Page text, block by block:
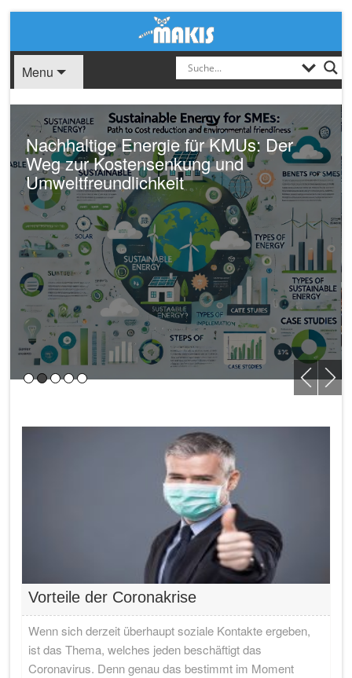
Menu
Nachhaltige Energie für KMUs: Der
Weg zur Kostensenkung und
Umweltfreundlichkeit
Vorteile der Coronakrise
Wenn sich derzeit überhaupt soziale Kontakte ergeben,
ist das Thema, welches jeden beschäftigt das
Coronavirus. Denn genau das bestimmt im Moment